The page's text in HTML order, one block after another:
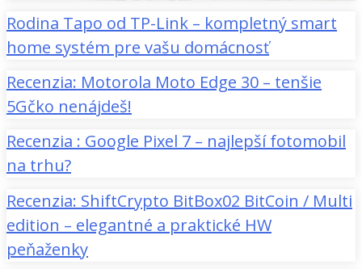
Rodina Tapo od TP-Link – kompletný smart
home systém pre vašu domácnosť
Recenzia: Motorola Moto Edge 30 – tenšie
5Gčko nenájdeš!
Recenzia : Google Pixel 7 – najlepší fotomobil
na trhu?
Recenzia: ShiftCrypto BitBox02 BitCoin / Multi
edition – elegantné a praktické HW
peňaženky